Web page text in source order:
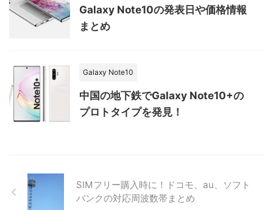
Galaxy Note10の発表日や価格情報
まとめ
Galaxy Note10
中国の地下鉄でGalaxy Note10+の
プロトタイプを発見！
SIMフリー購入時に！ドコモ、au、ソフト
バンクの対応周波数帯まとめ